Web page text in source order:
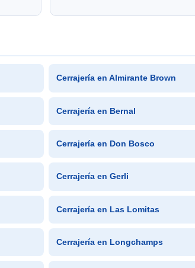
Cerrajería en Almirante Brown
Cerrajería en Bernal
Cerrajería en Don Bosco
Cerrajería en Gerli
Cerrajería en Las Lomitas
Cerrajería en Longchamps